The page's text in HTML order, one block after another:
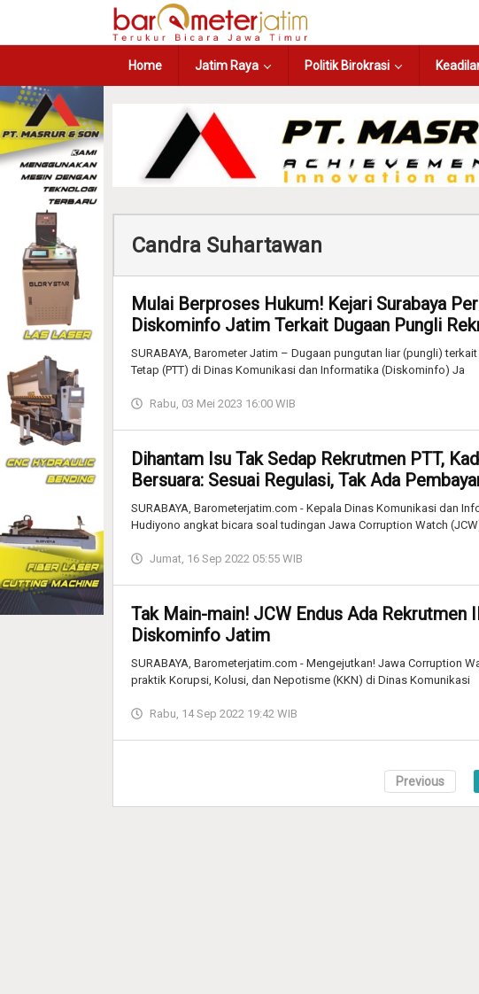
Home Jatim Raya Politik Birokrasi
Candra Suhartawan
Mulai Berproses Hukum! Kejari Surabaya
Diskominfo Jatim Terkait Dugaan Pungli
SURABAYA, Barometer Jatim – Dugaan pungutan liar (pungli)
Tetap (PTT) di Dinas Komunikasi dan Informatika (Diskominfo) Ja
Rabu, 03 Mei 2023 16:00 WIB
Dihantam Isu Tak Sedap Rekrutmen PTT,
Bersuara: Sesuai Regulasi, Tak Ada
SURABAYA, Barometerjatim.com - Kepala Dinas Komunikasi dan
Hudiyono angkat bicara soal tudingan Jawa Corruption Watch
Jumat, 16 Sep 2022 05:55 WIB
Tak Main-main! JCW Endus Ada Rekrutmen
Diskominfo Jatim
SURABAYA, Barometerjatim.com - Mengejutkan! Jawa Corruption
praktik Korupsi, Kolusi, dan Nepotisme (KKN) di Dinas Komunikasi
Rabu, 14 Sep 2022 19:42 WIB
Previous